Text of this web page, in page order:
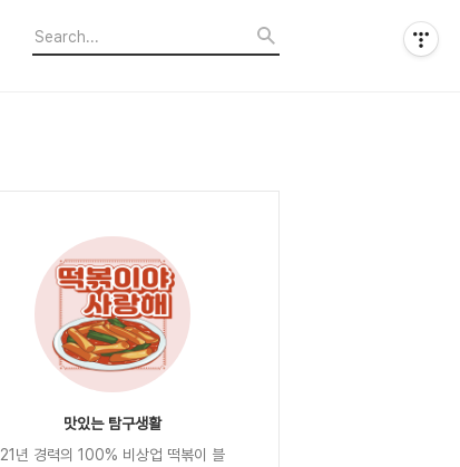
맛있는 탐구생활
21년 경력의 100% 비상업 떡볶이 블